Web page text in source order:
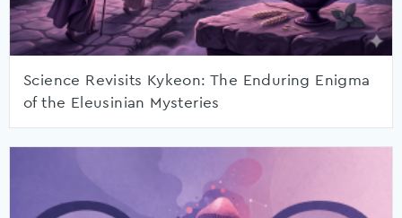
Science Revisits Kykeon: The Enduring Enigma
of the Eleusinian Mysteries